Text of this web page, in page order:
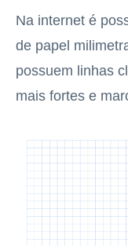
Na internet é
de papel
possuem linhas
mais fortes e